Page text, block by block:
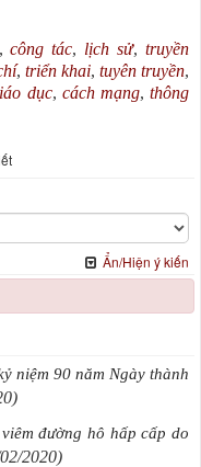
công tác, lịch sử,truyền
, triển khai, tuyên truyền,
dục, cách mạng,thông
Ẩn/Hiện ý kiến
niệm 90 năm Ngày thành
đường hô hấp cấp do
2020)